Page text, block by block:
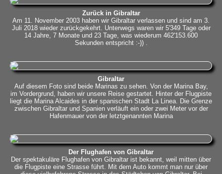
Zurück in Gibraltar
Am 11. November 2003 haben wir Gibraltar verlassen und sind am 3.
Juli 2018 wieder zurückgekehrt. Unterwegs waren wir 5'349 Tage oder
14 Jahre, 7 Monate und 23 Tage, was wiederum 462'153.600
Sekunden entspricht :-)) .
Gibraltar
Auf diesem Foto sind beide Marinas zu sehen. Von der Marina Bay,
im Vordergrund, haben wir unsere Reise gestartet. Hinter der Flugpiste
liegt die Marina Alcaides in der spanischen Stadt La Linea. Die Grenze
zwischen Gibraltar und Spanien verläuft ein oder zwei Meter vor der
Hafenmauer von der letztgenannten Marina
Der Flughafen von Gibraltar
Der spektakuläre Flughafen von Gibraltar ist bekannt, weil mitten über
die Flugpiste eine Strasse führt. Mit dem Auto kommt man nur über